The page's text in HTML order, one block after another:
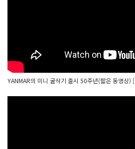
YANMAR의 미니 굴삭기 출시 50주년(짧은 동영상)